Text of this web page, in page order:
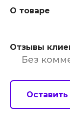
О товаре
Отзывы
Без